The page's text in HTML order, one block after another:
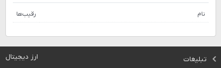
نام رقیب‌ها
ارز دیجیتال تبلیغات